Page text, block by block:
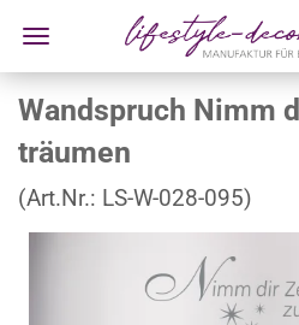
Wandspruch Nimm
träumen
(Art.Nr.: LS-W-028-095)